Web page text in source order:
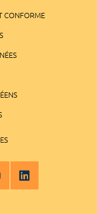
CONFORME